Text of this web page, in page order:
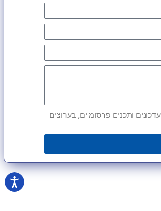
ותכנים פרסומיים, בערוצים